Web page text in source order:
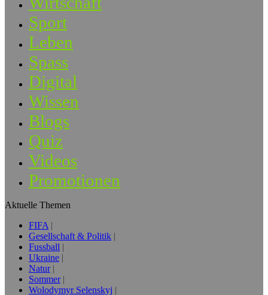
Sport
Leben
Spass
Digital
Wissen
Blogs
Quiz
Videos
Promotionen
Aktuelle Themen
FIFA
Gesellschaft & Politik
Fussball
Ukraine
Natur
Sommer
Wolodymyr Selenskyj